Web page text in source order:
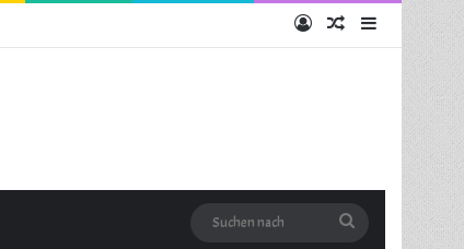
AnmeldenZufälliger Artikel
Sidebar
Suchen